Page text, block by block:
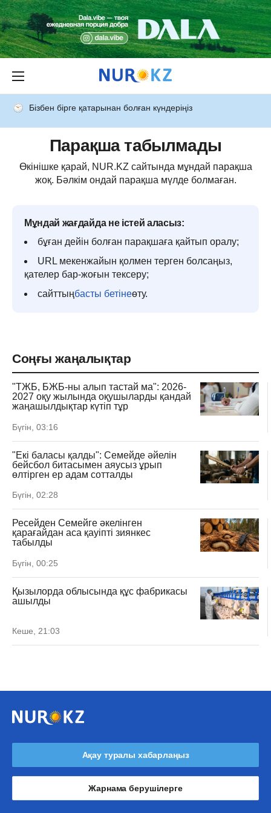
Бізбен бірге қатарынан болған күндеріңіз
Парақша табылмады
Өкінішке қарай, NUR.KZ сайтында мұндай парақша
жоқ. Бәлкім ондай парақша мүлде болмаған.
Мұндай жағдайда не істей аласыз:
бұған дейін болған парақшаға қайтып оралу;
URL мекенжайын қолмен терген болсаңыз,
қателер бар-жоғын тексеру;
сайттыңбасты бетінеөту.
Соңғы жаңалықтар
"ТЖБ, БЖБ-ны алып тастай ма": 2026-
2027 оқу жылында оқушыларды қандай
жаңашылдықтар күтіп тұр
Бүгін, 03:16
"Екі баласы қалды": Семейде әйелін
бейсбол битасымен аяусыз ұрып
өлтірген ер адам сотталды
Бүгін, 02:28
Ресейден Семейге әкелінген
қарағайдан аса қауіпті зиянкес
табылды
Бүгін, 00:25
Қызылорда облысында құс фабрикасы
ашылды
Кеше, 21:03
Ақау туралы хабарлаңыз
Жарнама берушілерге